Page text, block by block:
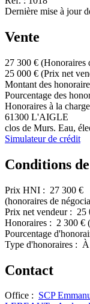
Dernière mise à jour
Vente
27 300 € (Honoraires
25 000 € (Prix net
Montant des
Pourcentage des
Honoraires à la
61300 L'AIGLE
clos de Murs. Eau,
Simulateur de crédit
Conditions
Prix HNI : 27 300 €
(honoraires de
Prix net vendeur : 25
Honoraires : 2 300 €
Pourcentage
Type d'honoraires :
Contact
Office : SCP